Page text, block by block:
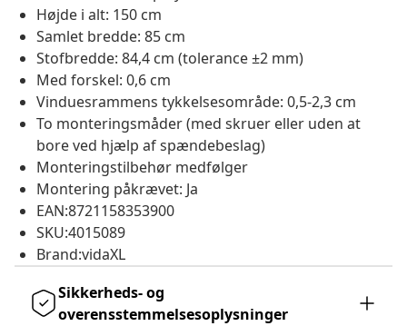
Højde i alt: 150 cm
Samlet bredde: 85 cm
Stofbredde: 84,4 cm (tolerance ±2 mm)
Med forskel: 0,6 cm
Vinduesrammens tykkelsesområde: 0,5-2,3 cm
To monteringsmåder (med skruer eller uden at
bore ved hjælp af spændebeslag)
Monteringstilbehør medfølger
Montering påkrævet: Ja
EAN:8721158353900
SKU:4015089
Brand:vidaXL
Sikkerheds- og
overensstemmelsesoplysninger